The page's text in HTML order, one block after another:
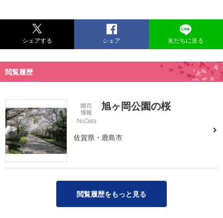
シェアする シェア 友だちに送る
閲覧履歴
旭ヶ岡公園の桜
佐賀県・鹿島市
閲覧履歴をもっと見る